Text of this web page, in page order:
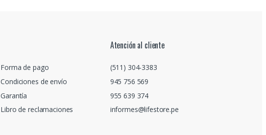
Forma de pago
Condiciones de envío
Garantía
Libro de reclamaciones
Atención al cliente
(511) 304-3383
945 756 569
955 639 374
informes@lifestore.pe